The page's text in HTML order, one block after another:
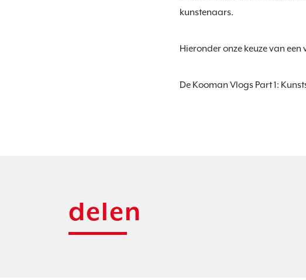
kunstenaars.
Hieronder onze keuze van
De Kooman Vlogs Part 1:
delen